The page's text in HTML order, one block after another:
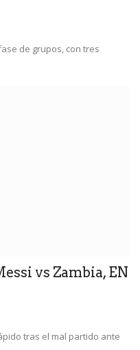
de grupos, con tres
vs Zambia, EN
tras el mal partido ante